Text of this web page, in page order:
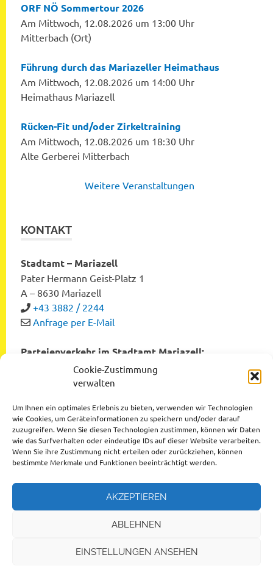
Cookie-Zustimmung
verwalten
Um Ihnen ein optimales Erlebnis zu bieten, verwenden wir Technologien
wie Cookies, um Geräteinformationen zu speichern und/oder darauf
zuzugreifen. Wenn Sie diesen Technologien zustimmen, können wir Daten
wie das Surfverhalten oder eindeutige IDs auf dieser Website verarbeiten.
Wenn Sie ihre Zustimmung nicht erteilen oder zurückziehen, können
bestimmte Merkmale und Funktionen beeinträchtigt werden.
AKZEPTIEREN
ABLEHNEN
EINSTELLUNGEN ANSEHEN
ORF NÖ Sommertour 2026
Am Mittwoch, 12.08.2026 um 13:00 Uhr
Mitterbach (Ort)
Führung durch das Mariazeller Heimathaus
Am Mittwoch, 12.08.2026 um 14:00 Uhr
Heimathaus Mariazell
Rücken-Fit und/oder Zirkeltraining
Am Mittwoch, 12.08.2026 um 18:30 Uhr
Alte Gerberei Mitterbach
Weitere Veranstaltungen
KONTAKT
Stadtamt – Mariazell
Pater Hermann Geist-Platz 1
A – 8630 Mariazell
+43 3882 / 2244
Anfrage per E-Mail
Parteienverkehr im Stadtamt Mariazell:
Montag bis Freitag von 8:00 bis 12:00 Uhr
Dienstag und Donnerstag von 12:00 bis 16:00 Uhr
Datenschutzerklärung
Impressum
Design byIhr Internettischler